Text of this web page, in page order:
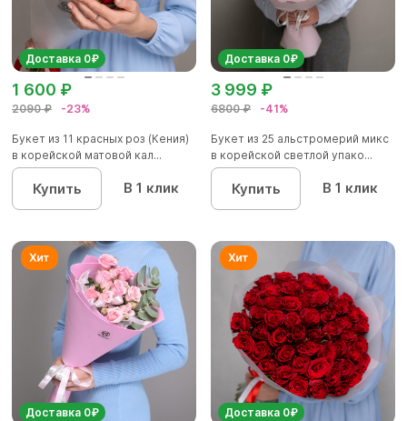
Доставка 0₽
2090 ₽ -23%
1 600 ₽
Букет из 11 красных роз (Кения)
в корейской матовой кал...
Купить В 1 клик
Доставка 0₽
6800 ₽ -41%
3 999 ₽
Букет из 25 альстромерий микс
в корейской светлой упако...
Купить В 1 клик
Доставка 0₽ Доставка 0₽